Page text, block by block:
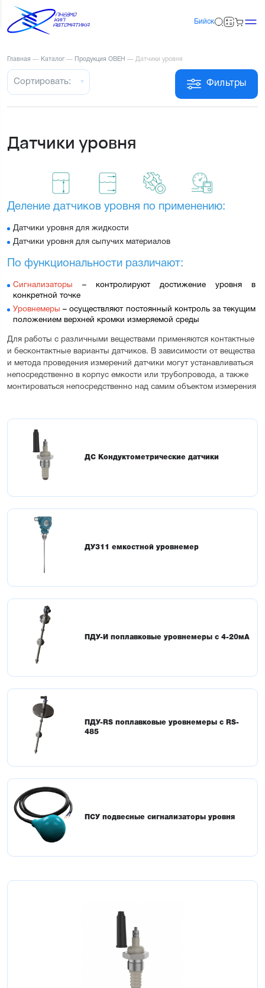
Бийск
Главная — Каталог — Продукция ОВЕН — Датчики уровня
Фильтры
Сортировать:
Датчики уровня
Деление датчиков уровня по применению:
Датчики уровня для жидкости
Датчики уровня для сыпучих материалов
По функциональности различают:
Сигнализаторы – контролируют достижение уровня в
конкретной точке
Уровнемеры – осуществляют постоянный контроль за текущим
положением верхней кромки измеряемой среды
Для работы с различными веществами применяются контактные
и бесконтактные варианты датчиков. В зависимости от вещества
и метода проведения измерений датчики могут устанавливаться
непосредственно в корпус емкости или трубопровода, а также
монтироваться непосредственно над самим объектом измерения
ДС Кондуктометрические датчики
ДУ311 емкостной уровнемер
ПДУ-И поплавковые уровнемеры с 4-20мА
ПДУ-RS поплавковые уровнемеры с RS-
485
ПСУ подвесные сигнализаторы уровня